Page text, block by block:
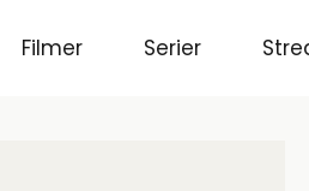
Filmer Serier